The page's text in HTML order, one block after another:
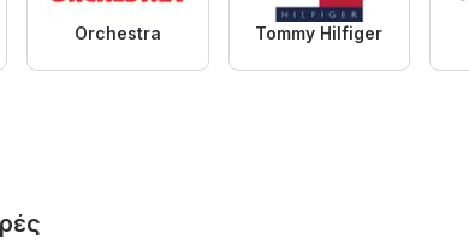
Orchestra Tommy Hilfiger